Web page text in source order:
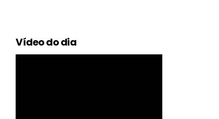
Vídeo do dia